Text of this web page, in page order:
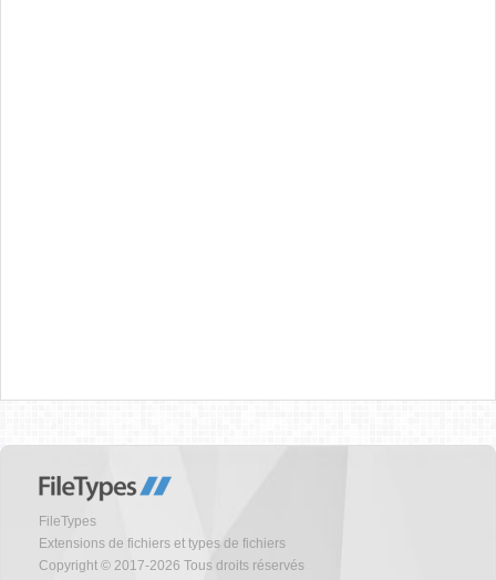
FileTypes
Extensions de fichiers et types de fichiers
Copyright © 2017-2026 Tous droits réservés